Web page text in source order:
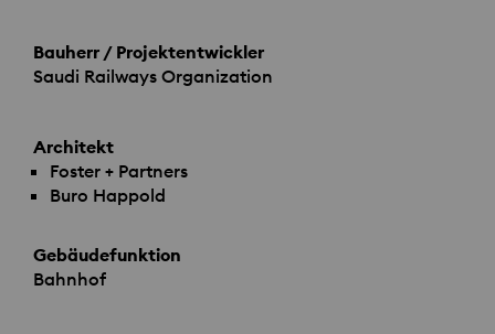
Bauherr / Projektentwickler
Saudi Railways Organization
Architekt
Foster + Partners
Buro Happold
Gebäudefunktion
Bahnhof